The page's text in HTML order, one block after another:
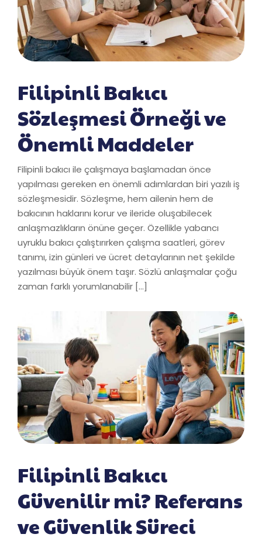
Filipinli Bakıcı
Sözleşmesi Örneği ve
Önemli Maddeler
Filipinli bakıcı ile çalışmaya başlamadan önce
yapılması gereken en önemli adımlardan biri yazılı iş
sözleşmesidir. Sözleşme, hem ailenin hem de
bakıcının haklarını korur ve ileride oluşabilecek
anlaşmazlıkların önüne geçer. Özellikle yabancı
uyruklu bakıcı çalıştırırken çalışma saatleri, görev
tanımı, izin günleri ve ücret detaylarının net şekilde
yazılması büyük önem taşır. Sözlü anlaşmalar çoğu
zaman farklı yorumlanabilir […]
Filipinli Bakıcı
Güvenilir mi? Referans
ve Güvenlik Süreci